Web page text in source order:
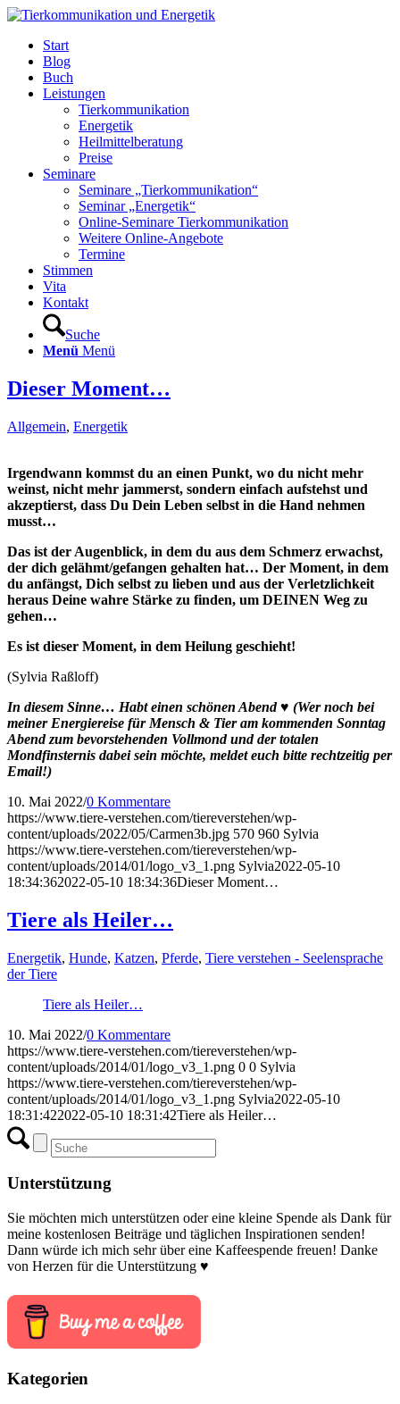
Start
Blog
Buch
Leistungen
Tierkommunikation
Energetik
Heilmittelberatung
Preise
Seminare
Seminare „Tierkommunikation“
Seminar „Energetik“
Online-Seminare Tierkommunikation
Weitere Online-Angebote
Termine
Stimmen
Vita
Kontakt
Suche
Menü Menü
Dieser Moment…
Allgemein, Energetik
Irgendwann kommst du an einen Punkt, wo du nicht mehr
weinst, nicht mehr jammerst, sondern einfach aufstehst und
akzeptierst, dass Du Dein Leben selbst in die Hand nehmen
musst…
Das ist der Augenblick, in dem du aus dem Schmerz erwachst,
der dich gelähmt/gefangen gehalten hat… Der Moment, in dem
du anfängst, Dich selbst zu lieben und aus der Verletzlichkeit
heraus Deine wahre Stärke zu finden, um DEINEN Weg zu
gehen…
Es ist dieser Moment, in dem Heilung geschieht!
(Sylvia Raßloff)
In diesem Sinne… Habt einen schönen Abend ♥ (Wer noch bei
meiner Energiereise für Mensch & Tier am kommenden Sonntag
Abend zum bevorstehenden Vollmond und der totalen
Mondfinsternis dabei sein möchte, meldet euch bitte rechtzeitig per
Email!)
10. Mai 2022/0 Kommentare
https://www.tiere-verstehen.com/tiereverstehen/wp-
content/uploads/2022/05/Carmen3b.jpg 570 960 Sylvia
https://www.tiere-verstehen.com/tiereverstehen/wp-
content/uploads/2014/01/logo_v3_1.png Sylvia2022-05-10
18:34:362022-05-10 18:34:36Dieser Moment…
Tiere als Heiler…
Energetik, Hunde, Katzen, Pferde, Tiere verstehen - Seelensprache
der Tiere
Tiere als Heiler…
10. Mai 2022/0 Kommentare
https://www.tiere-verstehen.com/tiereverstehen/wp-
content/uploads/2014/01/logo_v3_1.png 0 0 Sylvia
https://www.tiere-verstehen.com/tiereverstehen/wp-
content/uploads/2014/01/logo_v3_1.png Sylvia2022-05-10
18:31:422022-05-10 18:31:42Tiere als Heiler…
Unterstützung
Sie möchten mich unterstützen oder eine kleine Spende als Dank für
meine kostenlosen Beiträge und täglichen Inspirationen senden!
Dann würde ich mich sehr über eine Kaffeespende freuen! Danke
von Herzen für die Unterstützung ♥
Kategorien